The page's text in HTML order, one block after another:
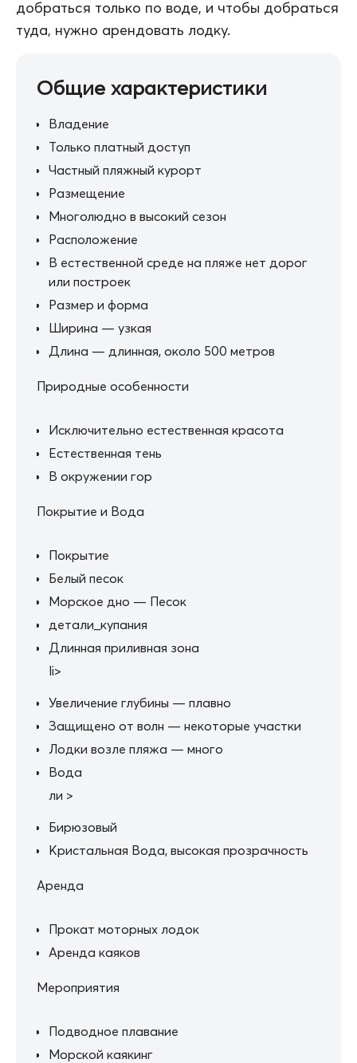
добраться только по воде, и чтобы добраться
туда, нужно арендовать лодку.
Общие характеристики
Владение
Только платный доступ
Частный пляжный курорт
Размещение
Многолюдно в высокий сезон
Расположение
В естественной среде на пляже нет дорог
или построек
Размер и форма
Ширина — узкая
Длина — длинная, около 500 метров
Природные особенности
Исключительно естественная красота
Естественная тень
В окружении гор
Покрытие и Вода
Покрытие
Белый песок
Морское дно — Песок
детали_купания
Длинная приливная зона
li>
Увеличение глубины — плавно
Защищено от волн — некоторые участки
Лодки возле пляжа — много
Вода
ли >
Бирюзовый
Кристальная Вода, высокая прозрачность
Аренда
Прокат моторных лодок
Аренда каяков
Мероприятия
Подводное плавание
Морской каякинг